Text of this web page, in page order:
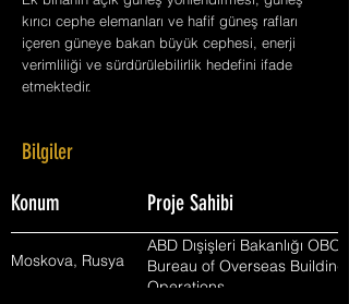
kırıcı cephe elemanları ve hafif güneş rafları
içeren güneye bakan büyük cephesi, enerji
verimliliği ve sürdürülebilirlik hedefini ifade
etmektedir.
Bilgiler
Konum Proje Sahibi
Moskova, Rusya
ABD Dışişleri Bakanlığı OBO -
Bureau of Overseas Buildings
Operations